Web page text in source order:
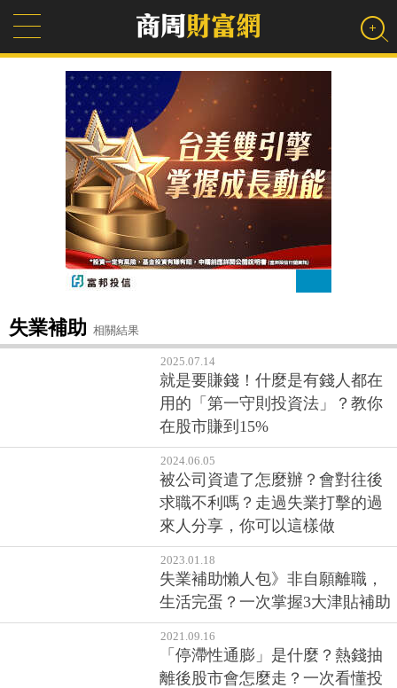
失業補助 相關結果
2025.07.14
就是要賺錢！什麼是有錢人都在
用的「第一守則投資法」？教你
在股市賺到15%
2024.06.05
被公司資遣了怎麼辦？會對往後
求職不利嗎？走過失業打擊的過
來人分享，你可以這樣做
2023.01.18
失業補助懶人包》非自願離職，
生活完蛋？一次掌握3大津貼補助
2021.09.16
「停滯性通膨」是什麼？熱錢抽
離後股市會怎麼走？一次看懂投